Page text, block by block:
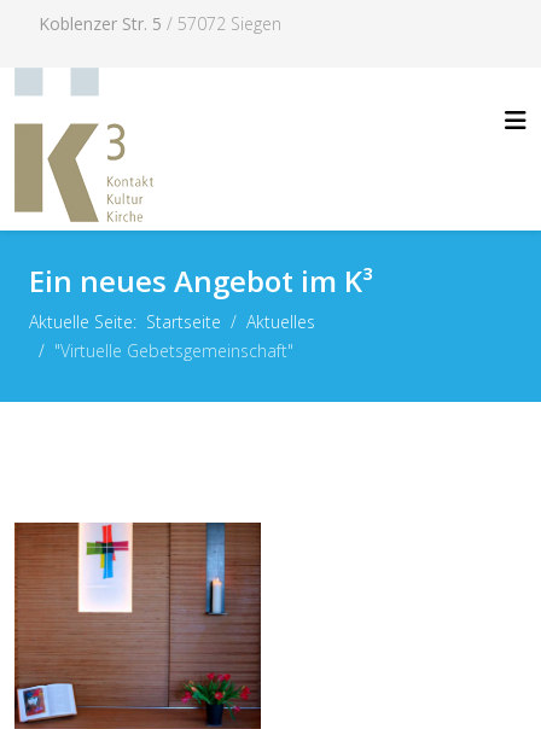
Koblenzer Str. 5 / 57072 Siegen
Ein neues Angebot im K³
Aktuelle Seite: Startseite
Aktuelles
"Virtuelle Gebetsgemeinschaft"